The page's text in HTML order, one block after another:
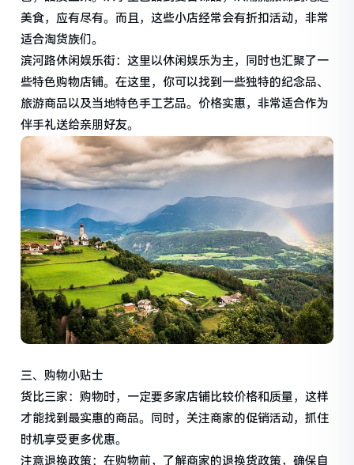
美食，应有尽有。而且，这些小店经常会有折扣活动，非常
适合淘货族们。
滨河路休闲娱乐街：这里以休闲娱乐为主，同时也汇聚了一
些特色购物店铺。在这里，你可以找到一些独特的纪念品、
旅游商品以及当地特色手工艺品。价格实惠，非常适合作为
伴手礼送给亲朋好友。
三、购物小贴士
货比三家：购物时，一定要多家店铺比较价格和质量，这样
才能找到最实惠的商品。同时，关注商家的促销活动，抓住
时机享受更多优惠。
注意退换政策：在购物前，了解商家的退换货政策，确保自